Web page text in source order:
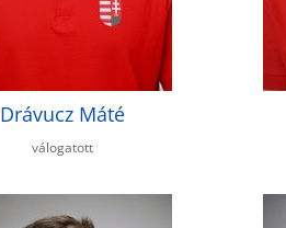
Drávucz Máté
válogatott